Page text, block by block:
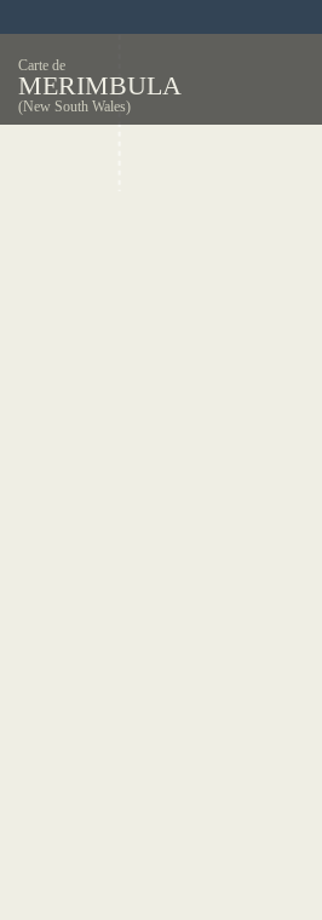
Carte de
MERIMBULA
(New South Wales)